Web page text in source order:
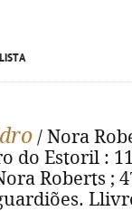
/ Nora
do Estoril :
Roberts ;